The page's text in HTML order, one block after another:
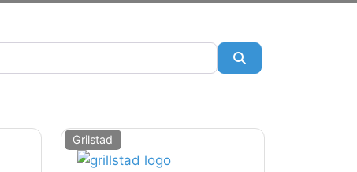
Grilstad